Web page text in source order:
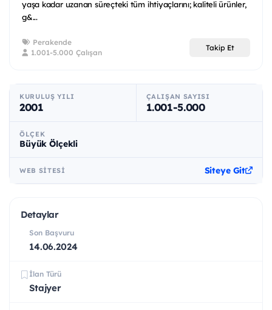
yaşa kadar uzanan süreçteki tüm ihtiyaçlarını; kaliteli ürünler,
g&...
Perakende
1.001-5.000 Çalışan
Takip Et
KURULUŞ YILI
2001
ÇALIŞAN SAYISI
1.001-5.000
ÖLÇEK
Büyük Ölçekli
WEB SITESI Siteye Git
Detaylar
Son Başvuru
14.06.2024
İlan Türü
Stajyer